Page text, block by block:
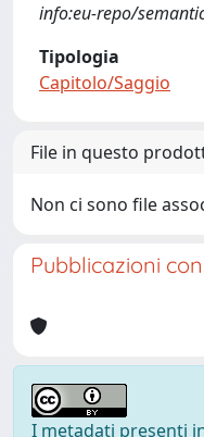
info:eu-repo/
Tipologia
Capitolo/Saggio
File in questo
Non ci sono file
Pubblicazioni
I metadati presenti